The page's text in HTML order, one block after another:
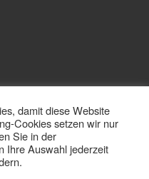
Kriesi
MwSt.
damit diese Website
Cookies setzen wir nur
Sie in der
Ihre Auswahl jederzeit